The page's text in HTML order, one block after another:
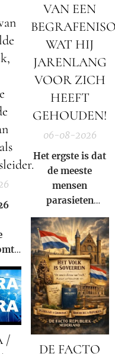
VAN EEN
WAT HIJ
JARENLANG
VOOR ZICH
HEEFT
GEHOUDEN!
06-08-2026
Het ergste is dat
de meeste
mensen
parasieten
hebben – en het
niet eens weten.
/
DE FACTO